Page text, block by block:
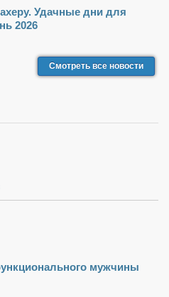
Удачные дни для
2026
Смотреть все новости
мужчины